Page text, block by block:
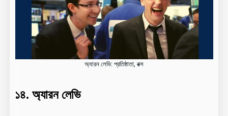
অ্যারন লেভি: প্রতিষ্ঠাতা, বক্স
১৪.অ্যারন লেভি